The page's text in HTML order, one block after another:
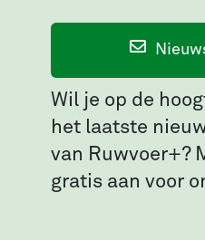
Wil je op de
het laatste
van Ruwvoer+?
gratis aan voor